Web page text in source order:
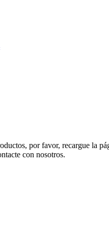
por favor, recargue la
con nosotros.